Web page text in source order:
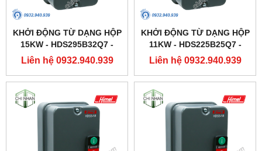
KHỞI ĐỘNG TỪ DẠNG HỘP
15KW - HDS295B32Q7 -
HIMEL
Liên hệ 0932.940.939
KHỞI ĐỘNG TỪ DẠNG HỘP
11KW - HDS225B25Q7 -
HIMEL
Liên hệ 0932.940.939